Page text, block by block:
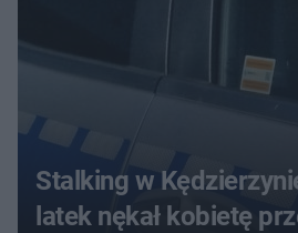
Stalking w
latek nękał kobietę